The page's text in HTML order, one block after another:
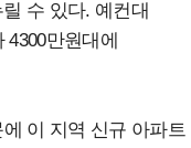
수 있다. 예컨대
만원대에
이 지역 신규 아파트